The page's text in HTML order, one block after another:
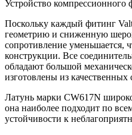
Устройство компрессионного
Поскольку каждый фитинг
геометрию и сниженную
сопротивление уменьшается,
конструкции. Все
обладают большой
изготовлены из качественных
Латунь марки CW617N
она наиболее подходит по
устойчивости к